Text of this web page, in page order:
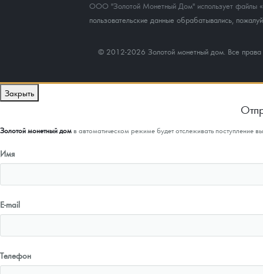
ООО "Золотой Монетный Дом" использует файлы
пользовательские данные обрабатывались,
© 2012-2026 Золотой монетный дом. Все
Закрыть
Золотой монетный домв автоматическом режиме будет отслеживать
Имя
E-mail
Телефон